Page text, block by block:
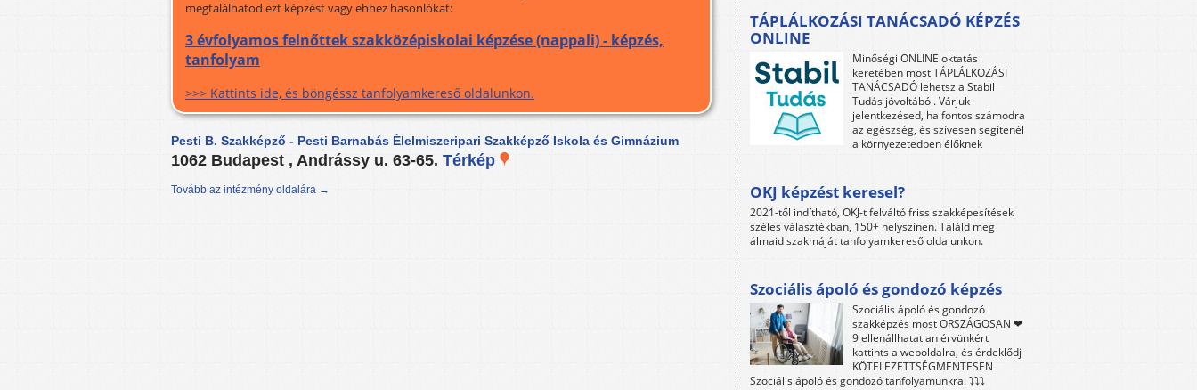
megtalálhatod ezt képzést vagy ehhez hasonlókat:
3 évfolyamos felnőttek szakközépiskolai képzése (nappali) - képzés,
tanfolyam
>>> Kattints ide, és böngéssz tanfolyamkereső oldalunkon.
Pesti B. Szakképző - Pesti Barnabás Élelmiszeripari Szakképző Iskola és Gimnázium
1062 Budapest , Andrássy u. 63-65. Térkép
Tovább az intézmény oldalára →
TÁPLÁLKOZÁSI TANÁCSADÓ KÉPZÉS
ONLINE
Minőségi ONLINE oktatás
keretében most TÁPLÁLKOZÁSI
TANÁCSADÓ lehetsz a Stabil
Tudás jóvoltából. Várjuk
jelentkezésed, ha fontos számodra
az egészség, és szívesen segítenél
a környezetedben élőknek
OKJ képzést keresel?
2021-től indítható, OKJ-t felváltó friss szakképesítések
széles választékban, 150+ helyszínen. Találd meg
álmaid szakmáját tanfolyamkereső oldalunkon.
Szociális ápoló és gondozó képzés
Szociális ápoló és gondozó
szakképzés most ORSZÁGOSAN ❤
9 ellenállhatatlan érvünkért
kattints a weboldalra, és érdeklődj
KÖTELEZETTSÉGMENTESEN
Szociális ápoló és gondozó tanfolyamunkra. ⤵⤵⤵